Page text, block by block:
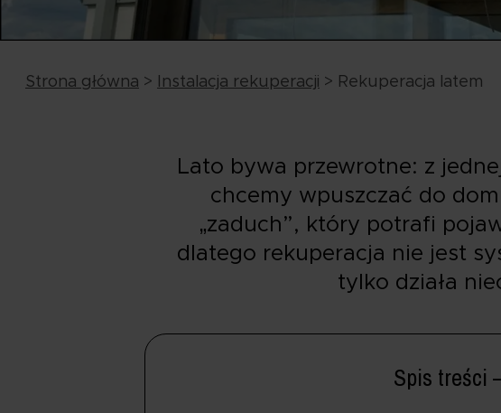
Strona główna > Instalacja rekuperacji > Rekuperacja latem
Lato bywa przewrotne: z
chcemy wpuszczać do
„zaduch”, który potrafi
dlatego rekuperacja nie jest
tylko działa
Spis treści